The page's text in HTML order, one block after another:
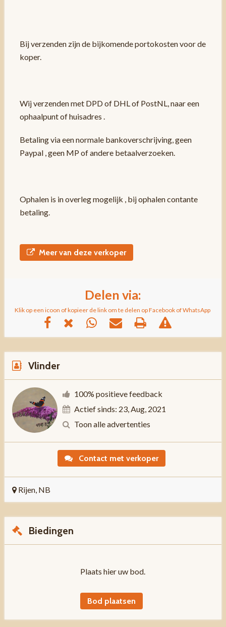
Bij verzenden zijn de bijkomende portokosten voor de
koper.
Wij verzenden met DPD of DHL of PostNL, naar een
ophaalpunt of huisadres .
Betaling via een normale bankoverschrijving, geen
Paypal , geen MP of andere betaalverzoeken.
Ophalen is in overleg mogelijk , bij ophalen contante
betaling.
Meer van deze verkoper
Delen via:
Klik op een icoon of kopieer de link om te delen op Facebook of WhatsApp
Vlinder
100% positieve feedback
Actief sinds: 23, Aug, 2021
Toon alle advertenties
Contact met verkoper
Rijen, NB
Biedingen
Plaats hier uw bod.
Bod plaatsen